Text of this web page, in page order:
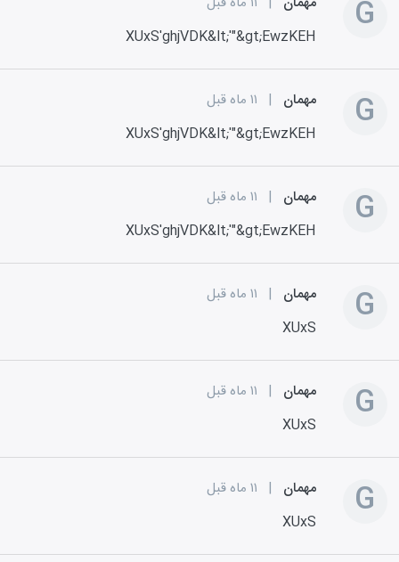
G
XUxS'ghjVDK&lt;'"&gt;EwzKEH
G مهمان | ۱۱ ماه قبل
XUxS'ghjVDK&lt;'"&gt;EwzKEH
G مهمان | ۱۱ ماه قبل
XUxS'ghjVDK&lt;'"&gt;EwzKEH
G مهمان | ۱۱ ماه قبل
XUxS
G مهمان | ۱۱ ماه قبل
XUxS
G مهمان | ۱۱ ماه قبل
XUxS